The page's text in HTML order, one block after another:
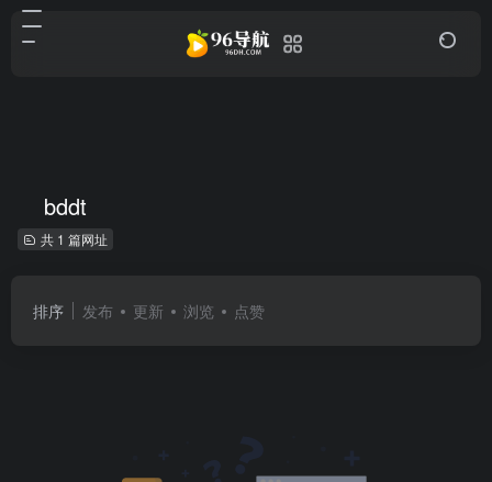
bddt
共 1 篇网址
排序 发布 更新 浏览 点赞